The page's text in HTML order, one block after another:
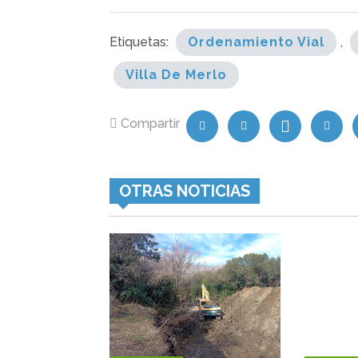
Etiquetas: Ordenamiento Vial ,
Villa De Merlo
Compartir
OTRAS NOTICIAS